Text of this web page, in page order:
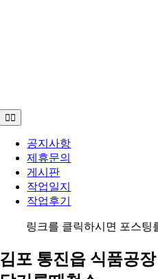
Toggle
Navigation
공지사항
제휴문의
게시판
작업일지
작업후기
링크를 클릭하시면 포스팅
김포 통진읍 식품공